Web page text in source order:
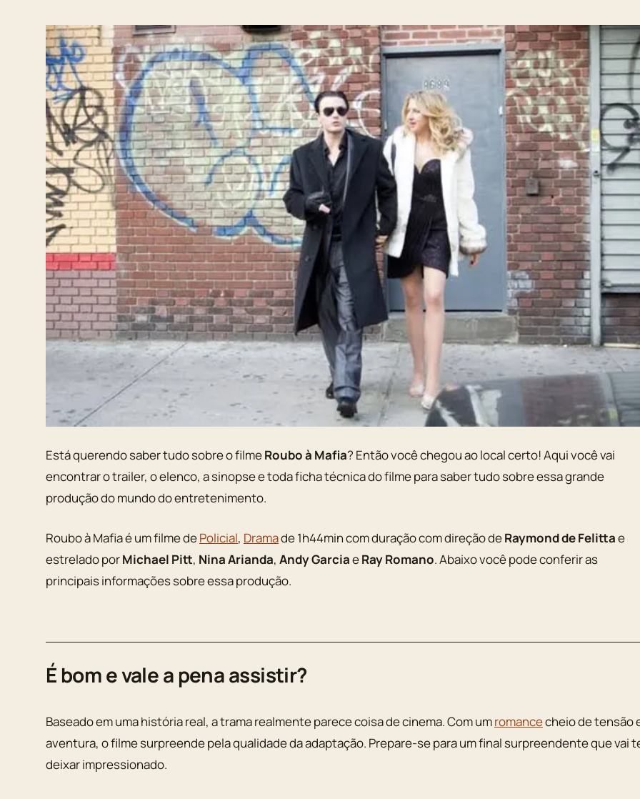
Está querendo saber tudo sobre o filmeRoubo à Mafia? Então você chegou ao local certo! Aqui você vai
encontrar o trailer, o elenco, a sinopse e toda ficha técnica do filme para saber tudo sobre essa grande
produção do mundo do entretenimento.
Roubo à Mafia é um filme dePolicial, Dramade 1h44min com duração com direção deRaymond de Felittae
estrelado porMichael Pitt, Nina Arianda, Andy GarciaeRay Romano. Abaixo você pode conferir as
principais informações sobre essa produção.
É bom e vale a pena assistir?
Baseado em uma história real, a trama realmente parece coisa de cinema. Com umromancecheio de tensão
aventura, o filme surpreende pela qualidade da adaptação. Prepare-se para um final surpreendente que vai
deixar impressionado.